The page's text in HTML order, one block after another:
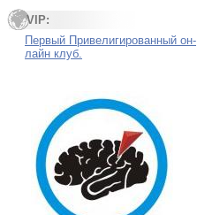
VIP:
Первый Привелигированный он-
лайн клуб.